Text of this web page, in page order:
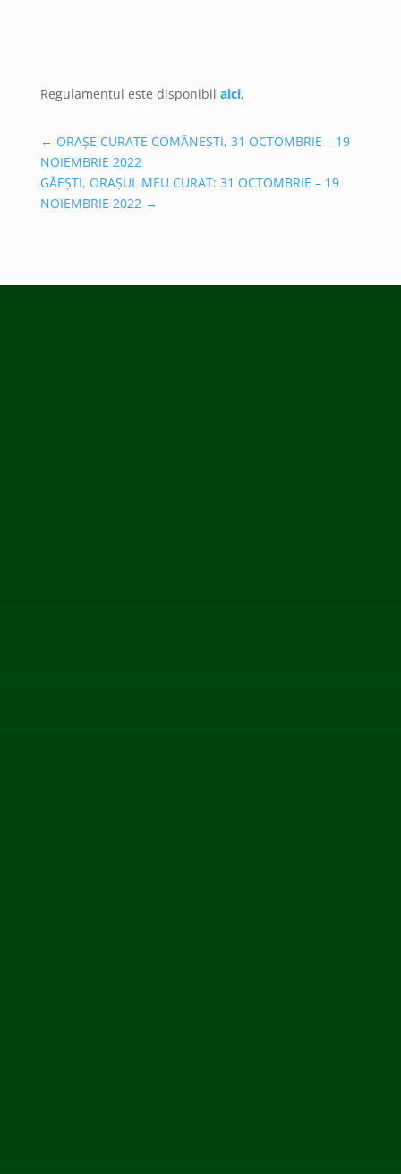
Regulamentul este disponibil aici.
← ORAȘE CURATE COMĂNEȘTI, 31 OCTOMBRIE – 19
NOIEMBRIE 2022
GĂEȘTI, ORAȘUL MEU CURAT: 31 OCTOMBRIE – 19
NOIEMBRIE 2022→